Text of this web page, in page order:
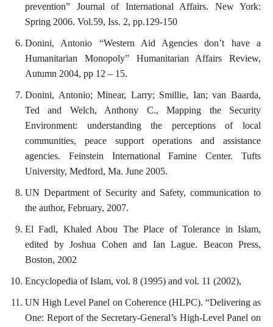
prevention” Journal of International Affairs. New York:
Spring 2006. Vol.59, Iss. 2, pp.129-150
Donini, Antonio “Western Aid Agencies don’t have a
Humanitarian Monopoly” Humanitarian Affairs Review,
Autumn 2004, pp 12 – 15.
Donini, Antonio; Minear, Larry; Smillie, Ian; van Baarda,
Ted and Welch, Anthony C., Mapping the Security
Environment: understanding the perceptions of local
communities, peace support operations and assistance
agencies. Feinstein International Famine Center. Tufts
University, Medford, Ma. June 2005.
UN Department of Security and Safety, communication to
the author, February, 2007.
El Fadl, Khaled Abou The Place of Tolerance in Islam,
edited by Joshua Cohen and Ian Lague. Beacon Press,
Boston, 2002
Encyclopedia of Islam, vol. 8 (1995) and vol. 11 (2002),
UN High Level Panel on Coherence (HLPC). “Delivering as
One: Report of the Secretary-General’s High-Level Panel on